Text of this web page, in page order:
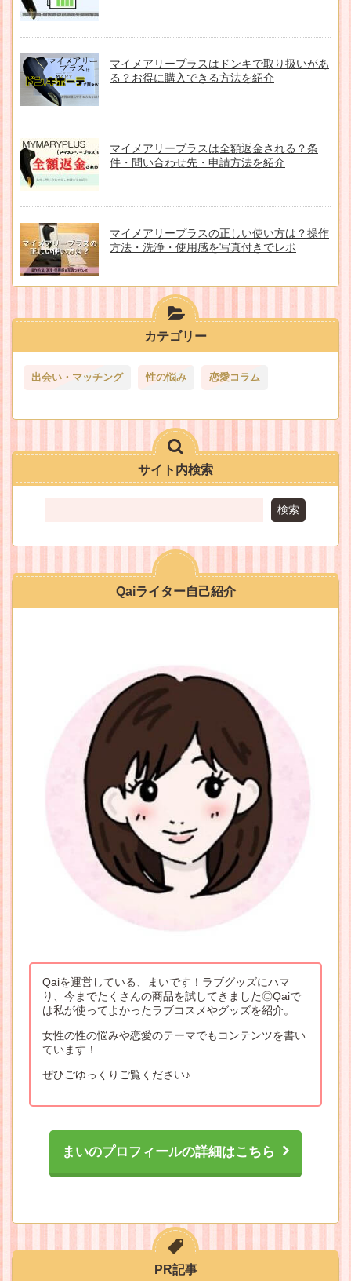
マイメアリープラスはドンキで取り扱いがあ
る？お得に購入できる方法を紹介
マイメアリープラスは全額返金される？条
件・問い合わせ先・申請方法を紹介
マイメアリープラスの正しい使い方は？操作
方法・洗浄・使用感を写真付きでレポ
カテゴリー
出会い・マッチング 性の悩み 恋愛コラム
サイト内検索
検索
Qaiライター自己紹介
Qaiを運営している、まいです！ラブグッズにハマ
り、今までたくさんの商品を試してきました◎Qaiで
は私が使ってよかったラブコスメやグッズを紹介。
女性の性の悩みや恋愛のテーマでもコンテンツを書い
ています！
ぜひごゆっくりご覧ください♪
まいのプロフィールの詳細はこちら
PR記事